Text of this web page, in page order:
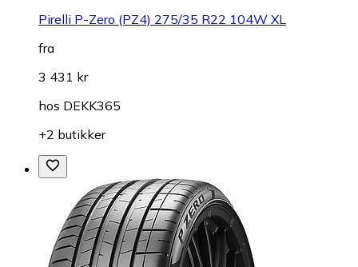
Pirelli P-Zero (PZ4) 275/35 R22 104W XL
fra
3 431 kr
hos DEKK365
+2 butikker